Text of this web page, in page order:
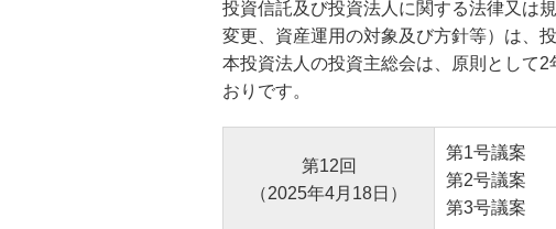
ガバナンス（Governance）/ コンプライアンス・リス
サステナビリティレポート / GRIスタンダード対照表
投資信託及び投資法人に関する法律又は
変更、資産運用の対象及び方針等）は、
本投資法人の投資主総会は、原則として
おりです。
第12回
（2025年4月18日）
第1号議案
第2号議案
第3号議案